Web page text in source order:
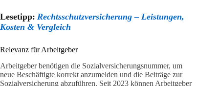
Lesetipp: Rechtsschutzversicherung – Leistungen,
Kosten & Vergleich
Relevanz für Arbeitgeber
Arbeitgeber benötigen die Sozialversicherungsnummer, um
neue Beschäftigte korrekt anzumelden und die Beiträge zur
Sozialversicherung abzuführen. Seit 2023 können Arbeitgeber